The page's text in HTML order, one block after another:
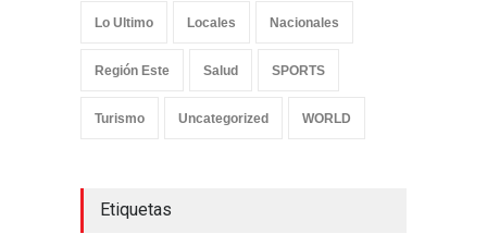
Lo Ultimo Locales Nacionales
Región Este Salud SPORTS
Turismo Uncategorized WORLD
Etiquetas